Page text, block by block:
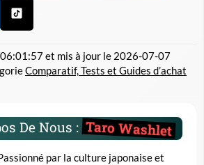
et mis à jour le 2026-07-07
Comparatif, Tests et Guides d’achat
De Nous :Taro Washlet
par la culture japonaise et